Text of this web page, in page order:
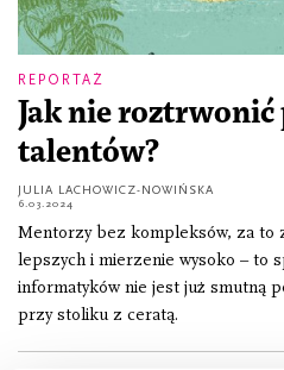
REPORTAŻ
Jak nie
talentów?
JULIA LACHOWICZ-NOWIŃSKA
6.03.2024
Mentorzy bez kompleksów, za to
lepszych i mierzenie wysoko – to
informatyków nie jest już smutną
przy stoliku z ceratą.